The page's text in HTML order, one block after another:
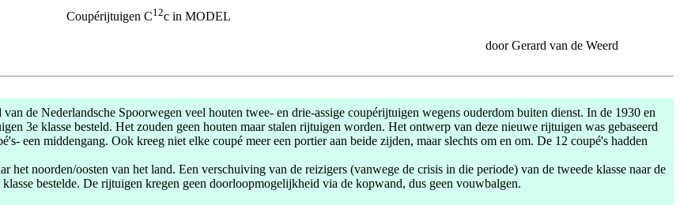
Coupérijtuigen C12c in MODEL
door Gerard van de Weerd
de Nederlandsche Spoorwegen veel houten twee- en drie-assige coupérijtuigen wegens ouderdom buiten dienst. In de 1930 en
3e klasse besteld. Het zouden geen houten maar stalen rijtuigen worden. Het ontwerp van deze nieuwe rijtuigen was gebaseerd
een middengang. Ook kreeg niet elke coupé meer een portier aan beide zijden, maar slechts om en om. De 12 coupé's hadden
noorden/oosten van het land. Een verschuiving van de reizigers (vanwege de crisis in die periode) van de tweede klasse naar de
bestelde. De rijtuigen kregen geen doorloopmogelijkheid via de kopwand, dus geen vouwbalgen.